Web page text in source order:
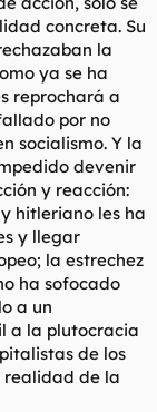
concreta. Su
la
ya se ha
reprochará a
por no
socialismo. Y la
devenir
y reacción:
hitleriano les ha
y llegar
la estrechez
ha sofocado
a un
a la plutocracia
de los
realidad de la